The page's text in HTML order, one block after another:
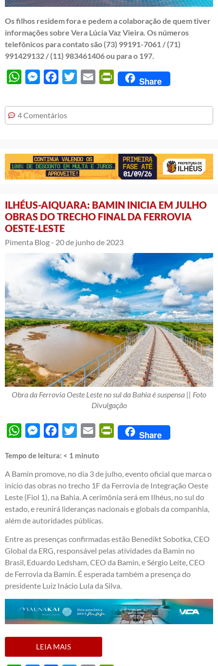
Os filhos residem fora e pedem a colaboração de quem tiver
informações sobre Vera Lúcia Vaz Vieira. Os números
telefônicos para contato são (73) 99191-7061 / (71)
991429132 / (11) 983461406 ou para o 197.
WhatsAppMessengerFacebook
Twitter Email PrintFriendly
Share
4 Comentários
ILHÉUS-AIQUARA: BAMIN INICIA EM JULHO
OBRAS DO TRECHO FINAL DA FERROVIA
OESTE-LESTE
Pimenta Blog - 20 de junho de 2023
Obra da Ferrovia Oeste Leste no sul da Bahia é suspensa || Foto
Divulgação
WhatsAppMessengerFacebook
Twitter Email PrintFriendly
Share
Tempo de leitura: < 1 minuto
A Bamin promove, no dia 3 de julho, evento oficial que marca o
início das obras no trecho 1F da Ferrovia de Integração Oeste
Leste (Fiol 1), na Bahia. A cerimônia será em Ilhéus, no sul do
estado, e reunirá lideranças nacionais e globais da companhia,
além de autoridades públicas.
Entre as presenças confirmadas estão Benedikt Sobotka, CEO
Global da ERG, responsável pelas atividades da Bamin no
Brasil, Eduardo Ledsham, CEO da Bamin, e Sérgio Leite, CEO
de Ferrovia da Bamin. É esperada também a presença do
presidente Luiz Inácio Lula da Silva.
LEIA MAIS